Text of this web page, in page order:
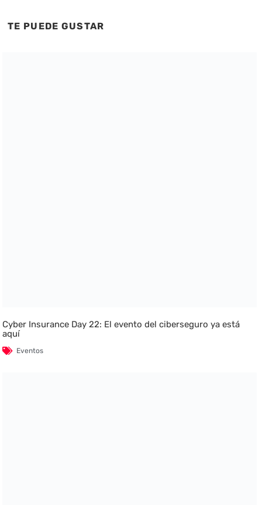
TE PUEDE GUSTAR
Cyber Insurance Day 22: El evento del ciberseguro ya está
aquí
Eventos